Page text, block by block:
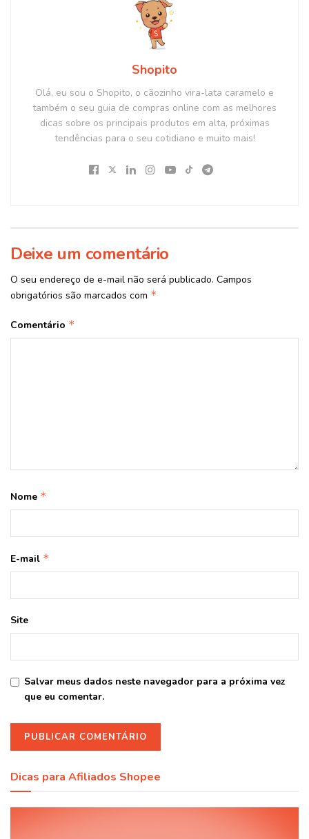
Shopito
Olá, eu sou o Shopito, o cãozinho vira-lata caramelo e
também o seu guia de compras online com as melhores
dicas sobre os principais produtos em alta, próximas
tendências para o seu cotidiano e muito mais!
Deixe um comentário
O seu endereço de e-mail não será publicado. Campos
obrigatórios são marcados com *
Comentário *
Nome *
E-mail *
Site
Salvar meus dados neste navegador para a próxima vez
que eu comentar.
Dicas para Afiliados Shopee